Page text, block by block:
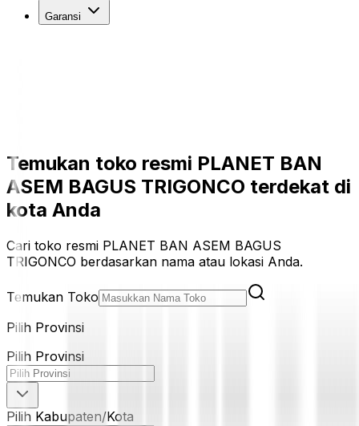
Garansi
Temukan toko resmi PLANET BAN
ASEM BAGUS TRIGONCO terdekat di
kota Anda
Cari toko resmi PLANET BAN ASEM BAGUS
TRIGONCO berdasarkan nama atau lokasi Anda.
Temukan Toko
Pilih Provinsi
Pilih Provinsi
Pilih Kabupaten/Kota